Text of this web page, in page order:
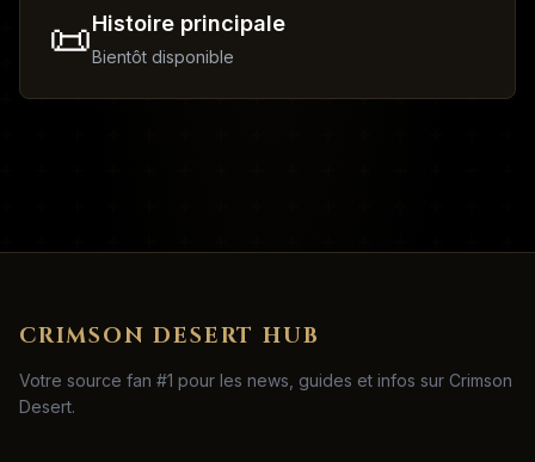
📜Histoire principale
Bientôt disponible
CRIMSON DESERT HUB
Votre source fan #1 pour les news, guides et infos sur Crimson
Desert.